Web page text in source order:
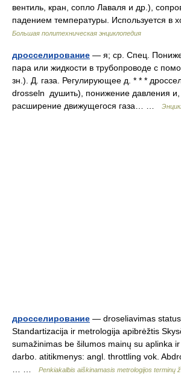
вентиль, кран, сопло Лаваля и др.),
падением температуры. Используется
Большая политехническая энциклопедия
дросселирование — я; ср. Спец.
пара или жидкости в трубопроводе с
зн.). Д. газа. Регулирующее д. * * *
drosseln душить), понижение давления и,
расширение движущегося газа… …
дросселирование — droseliavimas
Standartizacija ir metrologija apibrėžtis
sumažinimas be šilumos mainų su aplinka
darbo. atitikmenys: angl. throttling vok.
Penkiakalbis aiškinamasis metrologijos terminų